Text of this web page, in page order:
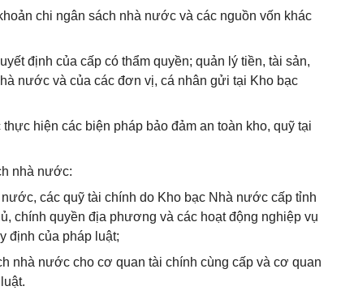
chi ngân sách nhà nước và các nguồn vốn khác
định của cấp có thẩm quyền; quản lý tiền, tài sản,
nước và của các đơn vị, cá nhân gửi tại Kho bạc
hiện các biện pháp bảo đảm an toàn kho, quỹ tại
nhà nước:
các quỹ tài chính do Kho bạc Nhà nước cấp tỉnh
chính quyền địa phương và các hoạt động nghiệp vụ
định của pháp luật;
nhà nước cho cơ quan tài chính cùng cấp và cơ quan